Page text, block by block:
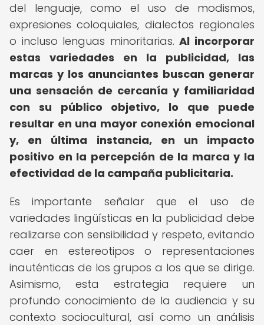
del lenguaje, como el uso de modismos,
expresiones coloquiales, dialectos regionales
o incluso lenguas minoritarias.Al incorporar
estas variedades en la publicidad, las
marcas y los anunciantes buscan generar
una sensación de cercanía y familiaridad
con su público objetivo, lo que puede
resultar en una mayor conexión emocional
y, en última instancia, en un impacto
positivo en la percepción de la marca y la
efectividad de la campaña publicitaria.
Es importante señalar que el uso de
variedades lingüísticas en la publicidad debe
realizarse con sensibilidad y respeto, evitando
caer en estereotipos o representaciones
inauténticas de los grupos a los que se dirige.
Asimismo, esta estrategia requiere un
profundo conocimiento de la audiencia y su
contexto sociocultural, así como un análisis